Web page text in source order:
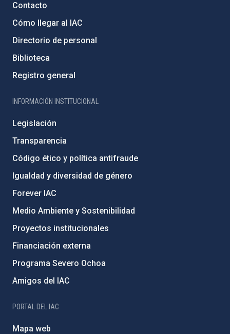
Contacto
Cómo llegar al IAC
Directorio de personal
Biblioteca
Registro general
INFORMACIÓN INSTITUCIONAL
Legislación
Transparencia
Código ético y política antifraude
Igualdad y diversidad de género
Forever IAC
Medio Ambiente y Sostenibilidad
Proyectos institucionales
Financiación externa
Programa Severo Ochoa
Amigos del IAC
PORTAL DEL IAC
Mapa web